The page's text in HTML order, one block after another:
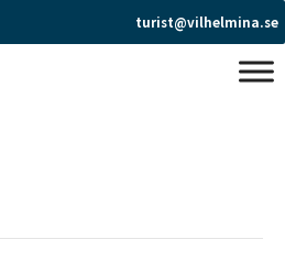
turist@vilhelmina.se